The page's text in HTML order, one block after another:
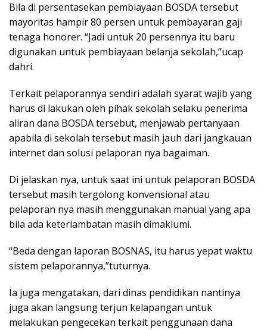
Bila di persentasekan pembiayaan BOSDA tersebut
mayoritas hampir 80 persen untuk pembayaran gaji
tenaga honorer. “Jadi untuk 20 persennya itu baru
digunakan untuk pembiayaan belanja sekolah,”ucap
dahri.
Terkait pelaporannya sendiri adalah syarat wajib yang
harus di lakukan oleh pihak sekolah selaku penerima
aliran dana BOSDA tersebut, menjawab pertanyaan
apabila di sekolah tersebut masih jauh dari jangkauan
internet dan solusi pelaporan nya bagaiman.
Di jelaskan nya, untuk saat ini untuk pelaporan BOSDA
tersebut masih tergolong konvensional atau
pelaporan nya masih menggunakan manual yang apa
bila ada keterlambatan masih dimaklumi.
“Beda dengan laporan BOSNAS, itu harus yepat waktu
sistem pelaporannya,”tuturnya.
Ia juga mengatakan, dari dinas pendidikan nantinya
juga akan langsung terjun kelapangan untuk
melakukan pengecekan terkait penggunaan dana